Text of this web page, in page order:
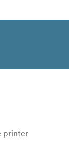
printer